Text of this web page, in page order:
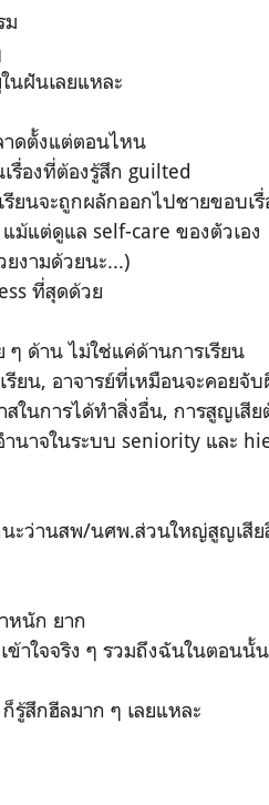
ม
นฝันเลยแหละ
าดตั้งแต่ตอนไหน
รื่องที่ต้องรู้สึก guilted
ยนจะถูกผลักออกไปชายขอบเรื่
ม้แต่ดูแล self-care ของตัวเอง
งามด้วยนะ...)
ที่สุดด้วย
ด้าน ไม่ใช่แค่ด้านการเรียน
ยน, อาจารย์ที่เหมือนจะคอยจับ
สในการได้ทำสิ่งอื่น, การสูญเสี
ำนาจในระบบ seniority และ
ะว่านสพ/นศพ.ส่วนใหญ่สูญเสีย
หนัก ยาก
าใจจริง ๆ รวมถึงฉันในตอนนั้
สึกฮีลมาก ๆ เลยแหละ